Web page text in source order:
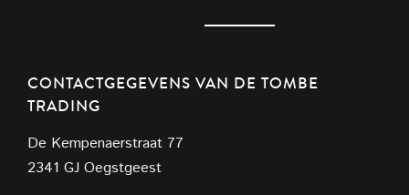
CONTACTGEGEVENS VAN DE TOMBE
TRADING
De Kempenaerstraat 77
2341 GJ Oegstgeest